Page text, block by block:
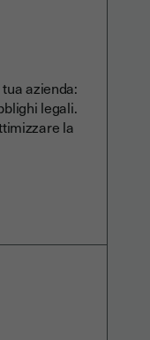
azienda:
legali.
la